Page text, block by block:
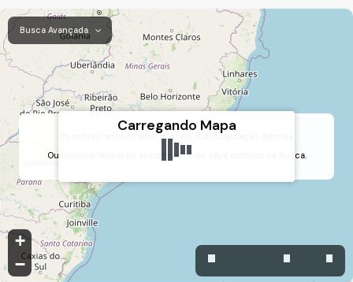
Jardim Primavera, Jundiaí, São Paulo, Brasil
+
−
Carregando Mapa
Os imóveis encontrados não tem sua localização definida.
Ou nenhum Imóvel foi encontrado com seus critérios de Busca.
Busca Avançada